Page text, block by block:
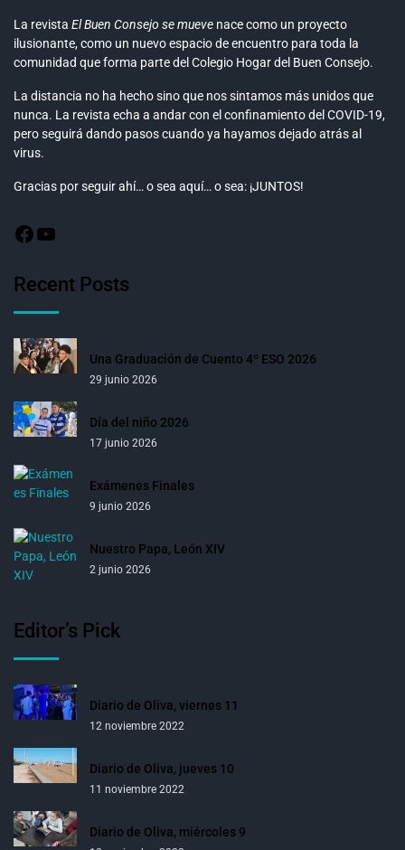
La revista El Buen Consejo se mueve nace como un proyecto
ilusionante, como un nuevo espacio de encuentro para toda la
comunidad que forma parte del Colegio Hogar del Buen Consejo.
La distancia no ha hecho sino que nos sintamos más unidos que
nunca. La revista echa a andar con el confinamiento del COVID-19,
pero seguirá dando pasos cuando ya hayamos dejado atrás al
virus.
Gracias por seguir ahí… o sea aquí… o sea: ¡JUNTOS!
Recent Posts
Una Graduación de Cuento 4º ESO 2026
29 junio 2026
Día del niño 2026
17 junio 2026
Exámenes Finales
9 junio 2026
Nuestro Papa, León XIV
2 junio 2026
Editor’s Pick
Diario de Oliva, viernes 11
12 noviembre 2022
Diario de Oliva, jueves 10
11 noviembre 2022
Diario de Oliva, miércoles 9